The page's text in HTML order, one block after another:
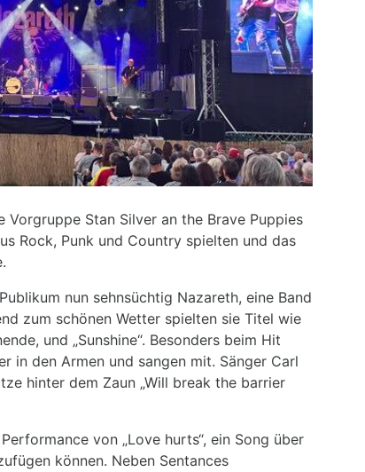
Stan Silver an the Brave Puppies
Rock, Punk und Country spielten und das
nun sehnsüchtig Nazareth, eine Band
zum schönen Wetter spielten sie Titel wie
und „Sunshine“. Besonders beim Hit
in den Armen und sangen mit. Sänger Carl
hinter dem Zaun „Will break the barrier
von „Love hurts“, ein Song über
können. Neben Sentances